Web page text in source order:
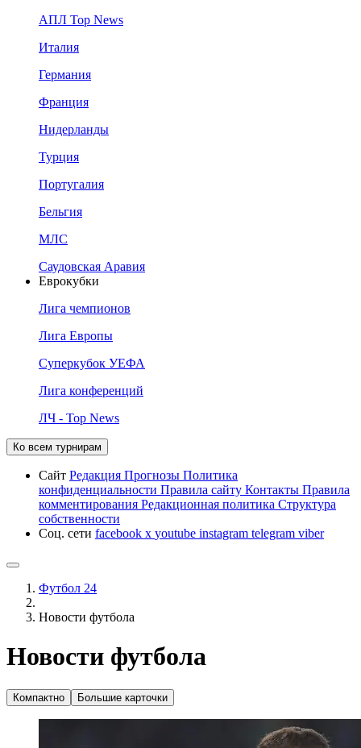
АПЛ Top News
Италия
Германия
Франция
Нидерланды
Турция
Португалия
Бельгия
МЛС
Саудовская Аравия
Еврокубки
Лига чемпионов
Лига Европы
Суперкубок УЕФА
Лига конференций
ЛЧ - Top News
Ко всем турнирам
Сайт Редакция Прогнозы Политика
конфиденциальности Правила сайту Контакты Правила
комментирования Редакционная политика Структура
собственности
Соц. сети facebook x youtube instagram telegram viber
Футбол 24
Новости футбола
Новости футбола
Компактно Большие карточки